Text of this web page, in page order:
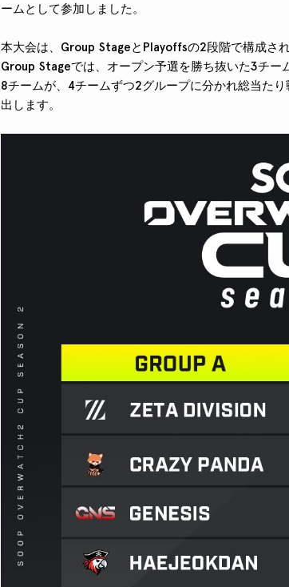
ームとして参加しました。
本大会は、Group StageとPlayoffsの2段階で構成され
Group Stageでは、オープン予選を勝ち抜いた3チ
8チームが、4チームずつ2グループに分かれ総当た
出します。